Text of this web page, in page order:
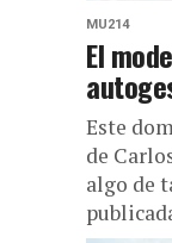
MU214
El
Este
de
algo de